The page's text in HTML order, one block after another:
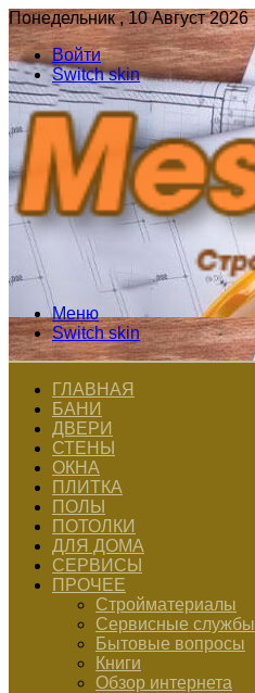
Понедельник , 10 Август 2026
Войти
Switch skin
Меню
Switch skin
ГЛАВНАЯ
БАНИ
ДВЕРИ
СТЕНЫ
ОКНА
ПЛИТКА
ПОЛЫ
ПОТОЛКИ
ДЛЯ ДОМА
СЕРВИСЫ
ПРОЧЕЕ
Стройматериалы
Сервисные службы
Бытовые вопросы
Книги
Обзор интернета